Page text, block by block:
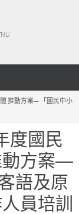
推動方案— 「國民中小
度國民
動方案—
語及原
員培訓